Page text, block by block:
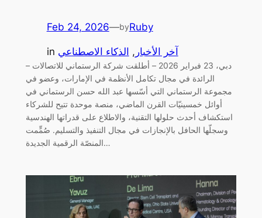
Feb 24, 2026—byRuby
in آخر الأخبار , الذكاء الاصطناعي
دبي، 23 فبراير 2026 – أطلقت شركة الرستماني للاتصالات –
الرائدة في مجال تكامل الأنظمة في الإمارات، وعضو في
مجموعة الرستماني التي أسّسها عبد الله حسن الرستماني في
أوائل خمسينيّات القرن الماضي، منصة موحدة تتيح للشركاء
استكشاف أحدث حلولها التقنية، والاطلاع على قدراتها الهندسية
وسجلّها الحافل بالإنجازات في مجال التنفيذ والتسليم. صُمٍّمت
المنصّة الرقمية الجديدة…